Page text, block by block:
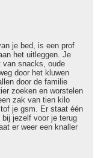
je bed, is een prof
het uitleggen. Je
van snacks, oude
door het kluwen
door de familie
zoeken en worstelen
zak van tien kilo
je gsm. Er staat één
jezelf voor je terug
er weer een knaller